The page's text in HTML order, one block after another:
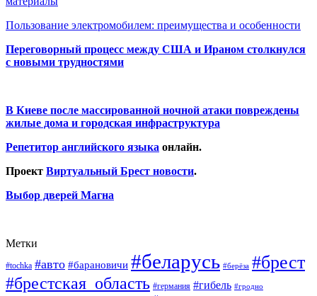
Пользование электромобилем: преимущества и особенности
Переговорный процесс между США и Ираном столкнулся
с новыми трудностями
В Киеве после массированной ночной атаки повреждены
жилые дома и городская инфраструктура
Репетитор английского языка онлайн.
Проект Виртуальный Брест новости.
Выбор дверей Магна
Метки
#tochka #авто #барановичи #беларусь #берёза #брест
#брестская_область #германия #гибель #гродно